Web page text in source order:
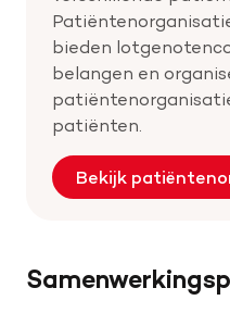
bieden
belangen en
patiënten.
Bekijk